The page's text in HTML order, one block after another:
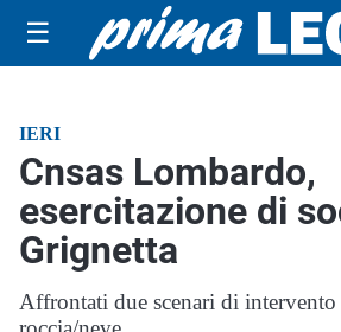
☰
IERI
Cnsas Lombardo,
esercitazione di
Grignetta
Affrontati due scenari di intervento